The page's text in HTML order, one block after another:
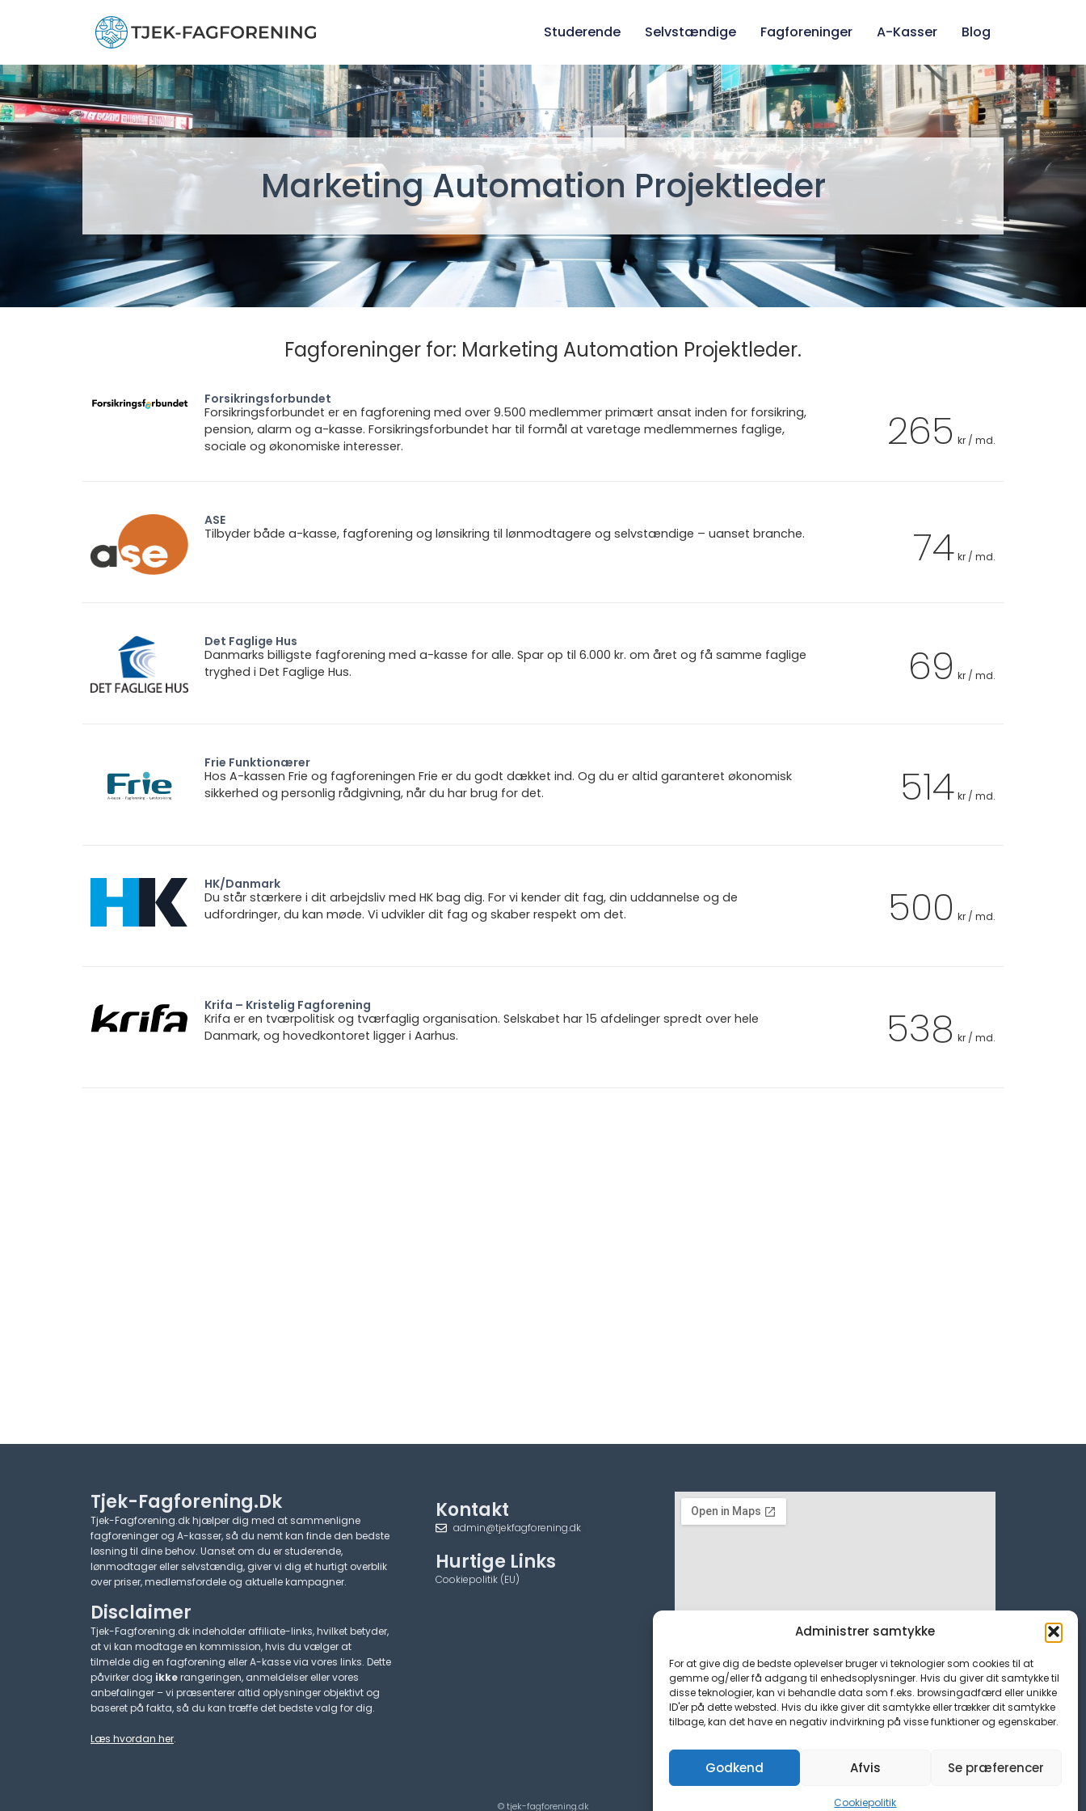
Administrer samtykke
For at give dig de bedste oplevelser bruger vi teknologier som cookies til at
gemme og/eller få adgang til enhedsoplysninger. Hvis du giver dit samtykke til
disse teknologier, kan vi behandle data som f.eks. browsingadfærd eller unikke
ID'er på dette websted. Hvis du ikke giver dit samtykke eller trækker dit samtykke
tilbage, kan det have en negativ indvirkning på visse funktioner og egenskaber.
Godkend Afvis Se præferencer
Cookiepolitik
Studerende Selvstændige Fagforeninger A-Kasser Blog
Marketing Automation Projektleder
Fagforeninger for: Marketing Automation Projektleder.
Forsikringsforbundet
Forsikringsforbundet er en fagforening med over 9.500 medlemmer primært ansat inden for forsikring,
pension, alarm og a-kasse. Forsikringsforbundet har til formål at varetage medlemmernes faglige,
sociale og økonomiske interesser.
265 kr / md.
ASE
Tilbyder både a-kasse, fagforening og lønsikring til lønmodtagere og selvstændige – uanset branche.
74 kr / md.
Det Faglige Hus
Danmarks billigste fagforening med a-kasse for alle. Spar op til 6.000 kr. om året og få samme faglige
tryghed i Det Faglige Hus.
69 kr / md.
Frie Funktionærer
Hos A-kassen Frie og fagforeningen Frie er du godt dækket ind. Og du er altid garanteret økonomisk
sikkerhed og personlig rådgivning, når du har brug for det.
514 kr / md.
HK/Danmark
Du står stærkere i dit arbejdsliv med HK bag dig. For vi kender dit fag, din uddannelse og de
udfordringer, du kan møde. Vi udvikler dit fag og skaber respekt om det.
500 kr / md.
Krifa – Kristelig Fagforening
Krifa er en tværpolitisk og tværfaglig organisation. Selskabet har 15 afdelinger spredt over hele
Danmark, og hovedkontoret ligger i Aarhus.
538 kr / md.
Tjek-Fagforening.dk
Tjek-Fagforening.dk hjælper dig med at sammenligne
fagforeninger og A-kasser, så du nemt kan finde den bedste
løsning til dine behov. Uanset om du er studerende,
lønmodtager eller selvstændig, giver vi dig et hurtigt overblik
over priser, medlemsfordele og aktuelle kampagner.​
Disclaimer
Tjek-Fagforening.dk indeholder affiliate-links, hvilket betyder,
at vi kan modtage en kommission, hvis du vælger at
tilmelde dig en fagforening eller A-kasse via vores links. Dette
påvirker dog ikkerangeringen, anmeldelser eller vores
anbefalinger – vi præsenterer altid oplysninger objektivt og
baseret på fakta, så du kan træffe det bedste valg for dig.
Læs hvordan her.
Kontakt
admin@tjekfagforening.dk
Hurtige Links
Cookiepolitik (EU)
© tjek-fagforening.dk